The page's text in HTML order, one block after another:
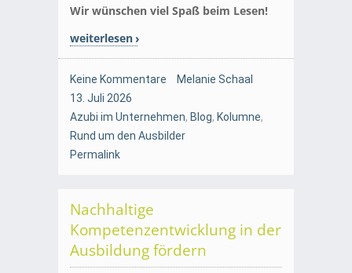
Wir wünschen viel Spaß beim Lesen!
weiterlesen
Keine Kommentare
Melanie Schaal
13. Juli 2026
Azubi im Unternehmen, Blog, Kolumne,
Rund um den Ausbilder
Permalink
Nachhaltige
Kompetenzentwicklung in der
Ausbildung fördern